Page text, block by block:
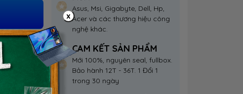
Asus, Msi, Gigabyte, Dell, Hp,
Acer và các thương hiệu công
nghệ khác.
CAM KẾT SẢN PHẨM
Mới 100%, nguyên seal, fullbox.
Bảo hành 12T - 36T. 1 Đổi 1
trong 30 ngày
x